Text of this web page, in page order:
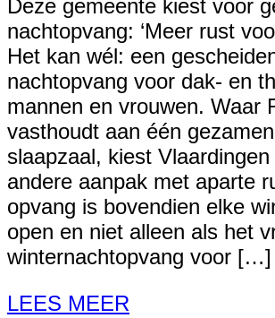
Deze gemeente kiest voor
nachtopvang: ‘Meer rust
Het kan wél: een
nachtopvang voor dak- en
mannen en vrouwen. Waar
vasthoudt aan één
slaapzaal, kiest
andere aanpak met aparte
opvang is bovendien elke
open en niet alleen als het
winternachtopvang voor […]
LEES MEER